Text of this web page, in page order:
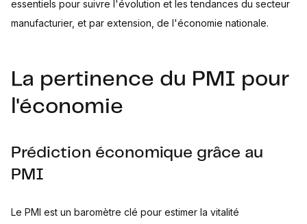
essentiels pour suivre l'évolution et les tendances du secteur
manufacturier, et par extension, de l'économie nationale.
La pertinence du PMI pour
l'économie
Prédiction économique grâce au
PMI
Le PMI est un baromètre clé pour estimer la vitalité